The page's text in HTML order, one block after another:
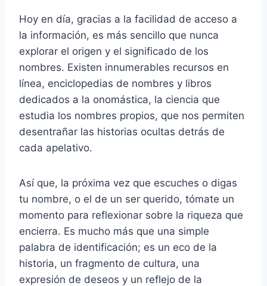
Hoy en día, gracias a la facilidad de acceso a
la información, es más sencillo que nunca
explorar el origen y el significado de los
nombres. Existen innumerables recursos en
línea, enciclopedias de nombres y libros
dedicados a la onomástica, la ciencia que
estudia los nombres propios, que nos permiten
desentrañar las historias ocultas detrás de
cada apelativo.
Así que, la próxima vez que escuches o digas
tu nombre, o el de un ser querido, tómate un
momento para reflexionar sobre la riqueza que
encierra. Es mucho más que una simple
palabra de identificación; es un eco de la
historia, un fragmento de cultura, una
expresión de deseos y un reflejo de la